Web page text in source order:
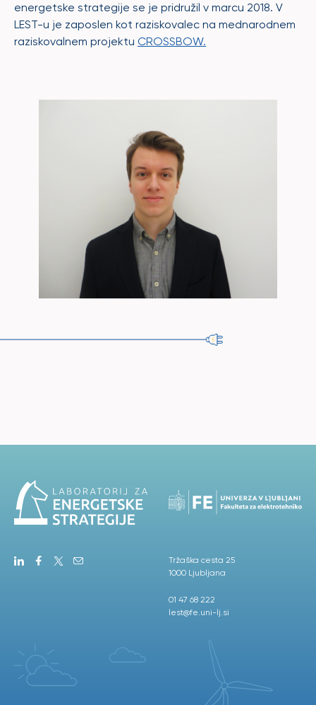
energetske strategije se je pridružil v marcu 2018. V
LEST-u je zaposlen kot raziskovalec na mednarodnem
raziskovalnem projektu CROSSBOW.
Tržaška cesta 25
1000 Ljubljana
01 47 68 222
lest@fe.uni-lj.si